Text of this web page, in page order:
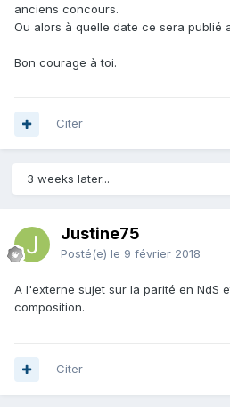
anciens concours.
Ou alors à quelle date ce sera publié
Bon courage à toi.
Citer
3 weeks later...
Justine75
Posté(e) le 9 février 2018
A l'externe sujet sur la parité en NdS
composition.
Citer